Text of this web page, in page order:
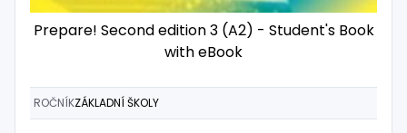
Prepare! Second edition 3 (A2) - Student's Book
with eBook
ROČNÍKZÁKLADNÍ ŠKOLY